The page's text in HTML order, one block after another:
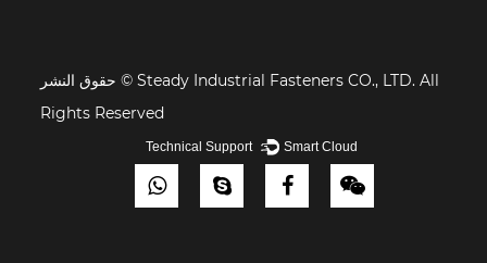
حقوق النشر © Steady Industrial Fasteners CO., LTD. All
Rights Reserved
Technical Support ： Smart Cloud